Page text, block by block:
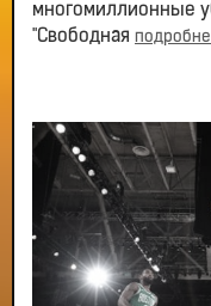
многомиллионные
"Свободная